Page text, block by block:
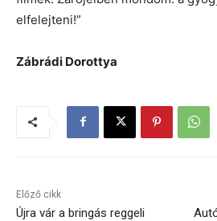
elfelejteni!”
Zábrádi Dorottya
Előző cikk
Újra vár a bringás reggeli